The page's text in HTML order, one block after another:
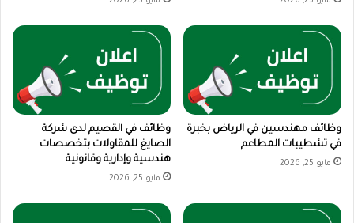
وظائف مهندسين في الرياض بخبرة
في تشطيبات المطاعم
مايو 25, 2026
وظائف في القصيم لدى شركة
الصايغ للمقاولات بتخصصات
هندسية وإدارية وقانونية
مايو 25, 2026